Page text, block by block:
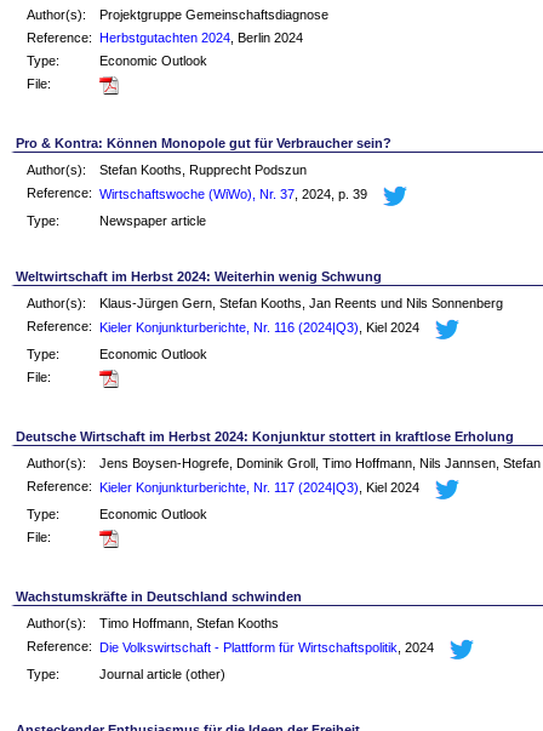
Author(s):
Projektgruppe Gemeinschaftsdiagnose
Reference:
Herbstgutachten 2024 , Berlin 2024
Type:
Economic Outlook
File:
Pro & Kontra: Können Monopole gut für Verbraucher sein?
Author(s):
Stefan Kooths, Rupprecht Podszun
Reference:
Wirtschaftswoche (WiWo), Nr. 37 , 2024, p. 39
Type:
Newspaper article
Weltwirtschaft im Herbst 2024: Weiterhin wenig Schwung
Author(s):
Klaus-Jürgen Gern, Stefan Kooths, Jan Reents und Nils Sonnenberg
Reference:
Kieler Konjunkturberichte, Nr. 116 (2024|Q3) , Kiel 2024
Type:
Economic Outlook
File:
Deutsche Wirtschaft im Herbst 2024: Konjunktur stottert in kraftlose Erholung
Author(s):
Jens Boysen-Hogrefe, Dominik Groll, Timo Hoffmann, Nils Jannsen,
Reference:
Kieler Konjunkturberichte, Nr. 117 (2024|Q3) , Kiel 2024
Type:
Economic Outlook
File:
Wachstumskräfte in Deutschland schwinden
Author(s):
Timo Hoffmann, Stefan Kooths
Reference:
Die Volkswirtschaft - Plattform für Wirtschaftspolitik , 2024
Type:
Journal article (other)